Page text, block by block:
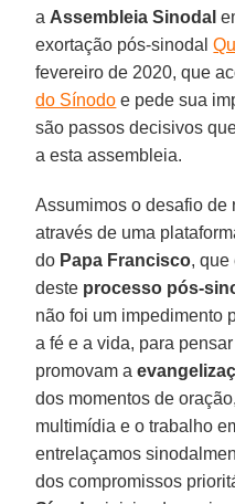
a Assembleia Sinodal
exortação pós-sinodal
fevereiro de 2020, que
do Sínodo e pede sua
são passos decisivos
a esta assembleia.
Assumimos o desafio de
através de uma
do Papa Francisco, que
deste processo pós-
não foi um impedimento
a fé e a vida, para
promovam a
dos momentos de
multimídia e o trabalho
entrelaçamos
dos compromissos